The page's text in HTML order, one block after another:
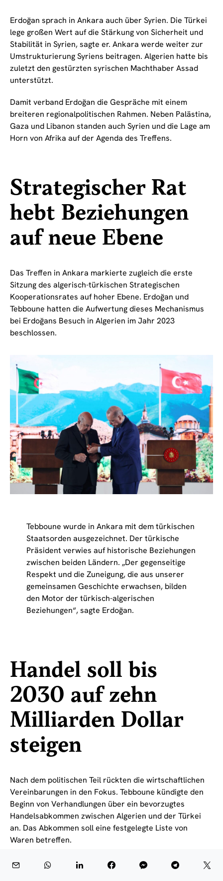
Erdoğan sprach in Ankara auch über Syrien. Die Türkei
lege großen Wert auf die Stärkung von Sicherheit und
Stabilität in Syrien, sagte er. Ankara werde weiter zur
Umstrukturierung Syriens beitragen. Algerien hatte bis
zuletzt den gestürzten syrischen Machthaber Assad
unterstützt.
Damit verband Erdoğan die Gespräche mit einem
breiteren regionalpolitischen Rahmen. Neben Palästina,
Gaza und Libanon standen auch Syrien und die Lage am
Horn von Afrika auf der Agenda des Treffens.
Strategischer Rat
hebt Beziehungen
auf neue Ebene
Das Treffen in Ankara markierte zugleich die erste
Sitzung des algerisch-türkischen Strategischen
Kooperationsrates auf hoher Ebene. Erdoğan und
Tebboune hatten die Aufwertung dieses Mechanismus
bei Erdoğans Besuch in Algerien im Jahr 2023
beschlossen.
Tebboune wurde in Ankara mit dem türkischen
Staatsorden ausgezeichnet. Der türkische
Präsident verwies auf historische Beziehungen
zwischen beiden Ländern. „Der gegenseitige
Respekt und die Zuneigung, die aus unserer
gemeinsamen Geschichte erwachsen, bilden
den Motor der türkisch-algerischen
Beziehungen“, sagte Erdoğan.
Handel soll bis
2030 auf zehn
Milliarden Dollar
steigen
Nach dem politischen Teil rückten die wirtschaftlichen
Vereinbarungen in den Fokus. Tebboune kündigte den
Beginn von Verhandlungen über ein bevorzugtes
Handelsabkommen zwischen Algerien und der Türkei
an. Das Abkommen soll eine festgelegte Liste von
Waren betreffen.
Der algerische Präsident sagte, dieses Abkommen solle